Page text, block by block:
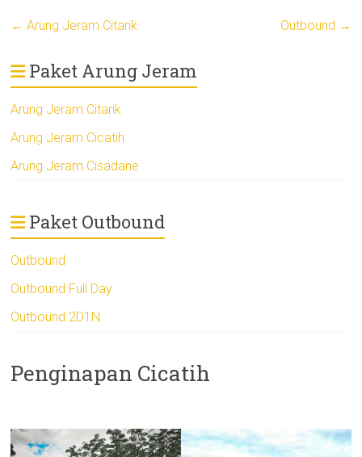
← Arung Jeram Citarik Outbound →
Paket Arung Jeram
Arung Jeram Citarik
Arung Jeram Cicatih
Arung Jeram Cisadane
Paket Outbound
Outbound
Outbound Full Day
Outbound 2D1N
Penginapan Cicatih